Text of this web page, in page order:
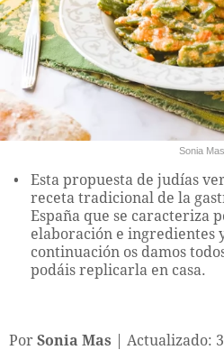
Sonia Mas
Esta propuesta de judías
receta tradicional de la
España que se caracteriza
elaboración e ingredientes
continuación os damos
podáis replicarla en casa.
Por Sonia Mas Actualizado: